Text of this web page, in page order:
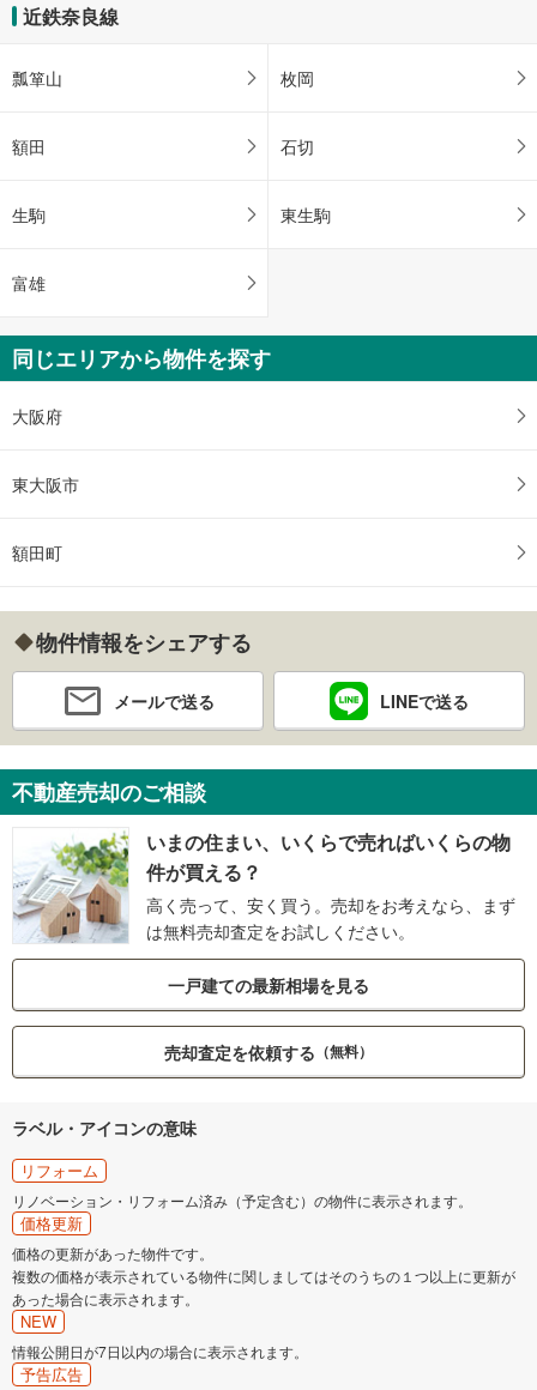
近鉄奈良線
瓢箪山 枚岡
額田 石切
生駒 東生駒
富雄
同じエリアから物件を探す
大阪府
東大阪市
額田町
物件情報をシェアする
メールで送る LINEで送る
不動産売却のご相談
いまの住まい、いくらで売ればいくらの物
件が買える？
高く売って、安く買う。売却をお考えなら、まず
は無料売却査定をお試しください。
一戸建ての最新相場を見る
売却査定を依頼する （無料）
ラベル・アイコンの意味
リフォーム
リノベーション・リフォーム済み（予定含む）の物件に表示されます。
価格更新
価格の更新があった物件です。
複数の価格が表示されている物件に関しましてはそのうちの１つ以上に更新が
あった場合に表示されます。
NEW
情報公開日が7日以内の場合に表示されます。
予告広告